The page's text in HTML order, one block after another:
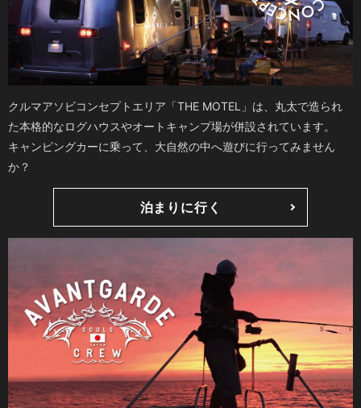
クルマアソビコンセプトエリア「THE MOTEL」は、丸太で造られ
た本格的なログハウスやオートキャンプ場が併設されています。
キャンピングカーに乗って、大自然の中へ遊びに行ってみません
か？
泊まりに行く